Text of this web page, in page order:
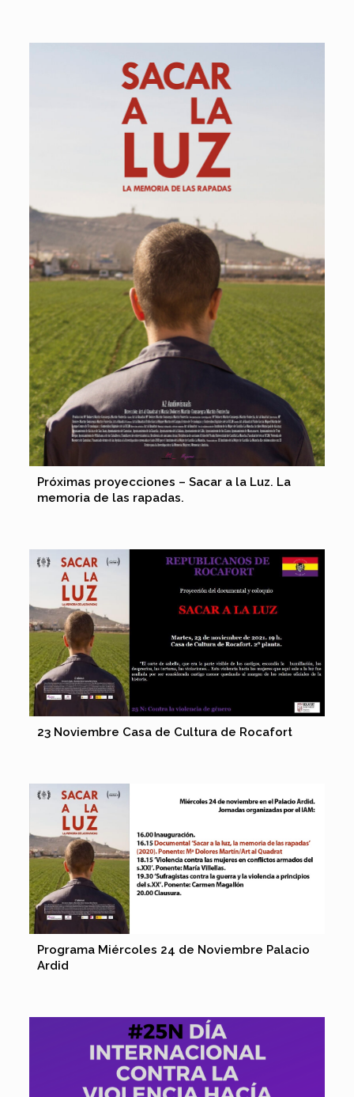
Próximas proyecciones – Sacar a la Luz. La
memoria de las rapadas.
23 Noviembre Casa de Cultura de Rocafort
Programa Miércoles 24 de Noviembre Palacio
Ardid